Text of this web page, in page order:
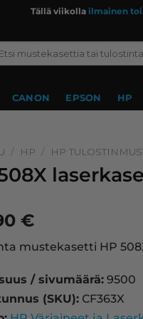
Tällä viikolla ilmainen
CANON EPSON HP
/ HP / HP
€
mustekasetti HP
/ sivumäärä: 9500
(SKU): CF363X